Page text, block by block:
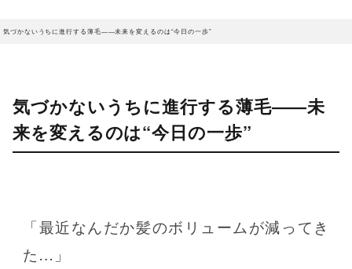
気づかないうちに進行する薄毛――未来を変えるのは“今日の一歩”
気づかないうちに進行する薄毛――未
来を変えるのは“今日の一歩”
「最近なんだか髪のボリュームが減ってき
た…」